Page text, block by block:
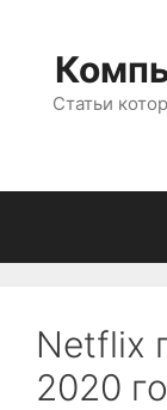
содержимому
Статьи
Netflix
2020